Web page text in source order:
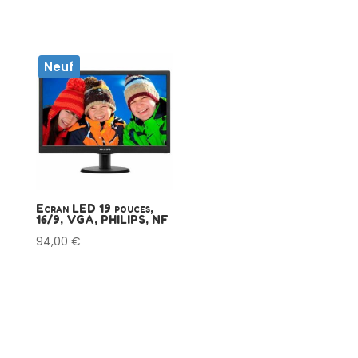
Neuf
Ecran LED 19 pouces,
16/9, VGA, PHILIPS, NF
94,00 €